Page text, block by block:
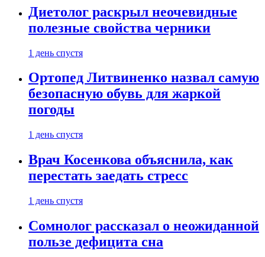
Диетолог раскрыл неочевидные
полезные свойства черники
1 день спустя
Ортопед Литвиненко назвал самую
безопасную обувь для жаркой
погоды
1 день спустя
Врач Косенкова объяснила, как
перестать заедать стресс
1 день спустя
Сомнолог рассказал о неожиданной
пользе дефицита сна